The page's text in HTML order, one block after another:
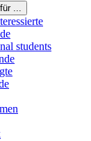
...
students